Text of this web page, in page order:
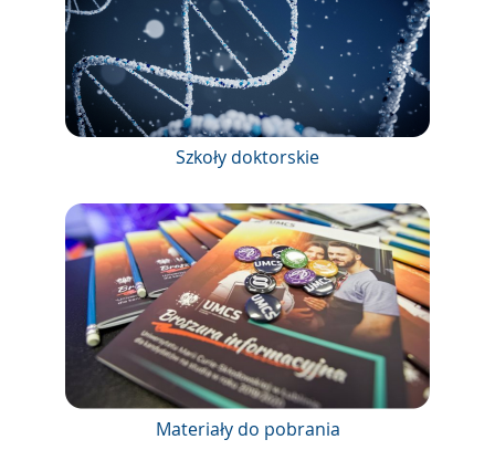
Szkoły doktorskie
Materiały do pobrania